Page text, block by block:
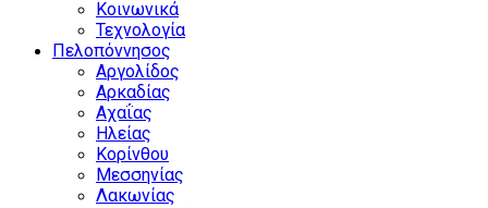
Κοινωνικά
Τεχνολογία
Πελοπόννησος
Αργολίδος
Αρκαδίας
Αχαΐας
Ηλείας
Κορίνθου
Μεσσηνίας
Λακωνίας